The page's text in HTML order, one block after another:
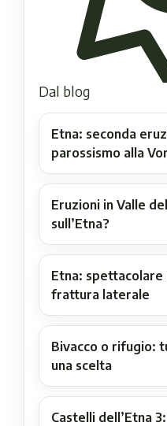
Dal blog
Etna: seconda
parossismo alla
Eruzioni in Valle
sull’Etna?
Etna: spettacolare
frattura laterale
Bivacco o rifugio:
una scelta
Castelli dell’Etna